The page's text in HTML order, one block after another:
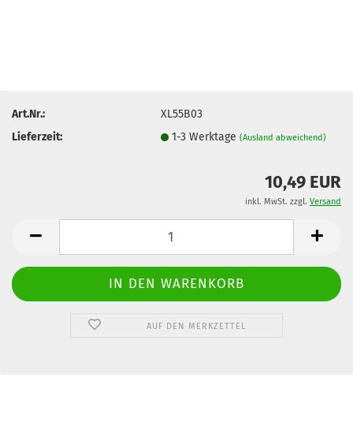
Art.Nr.:
XL55B03
Lieferzeit:
1-3 Werktage(Ausland abweichend)
10,49 EUR
inkl. MwSt. zzgl. Versand
AUF DEN MERKZETTEL